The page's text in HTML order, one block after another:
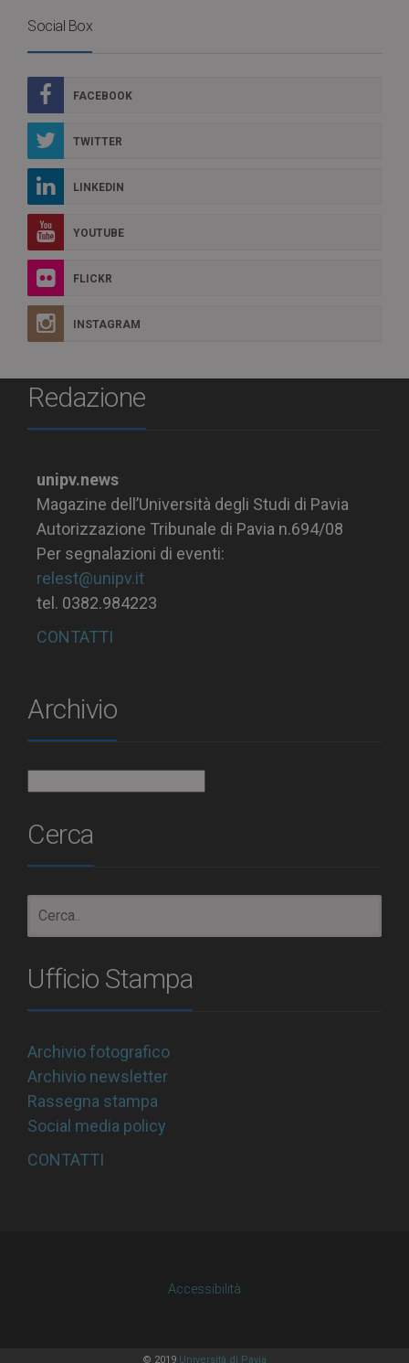
Social Box
FACEBOOK
TWITTER
LINKEDIN
YOUTUBE
FLICKR
INSTAGRAM
Redazione
unipv.news
Magazine dell’Università degli Studi di Pavia
Autorizzazione Tribunale di Pavia n.694/08
Per segnalazioni di eventi:
relest@unipv.it
tel. 0382.984223
CONTATTI
Archivio
Cerca
Ufficio Stampa
Archivio fotografico
Archivio newsletter
Rassegna stampa
Social media policy
CONTATTI
Accessibilità
© 2019 Università di Pavia